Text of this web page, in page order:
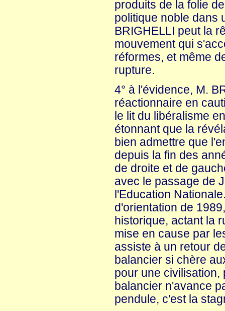
produits de la folie
politique noble dans
BRIGHELLI peut la
mouvement qui
réformes, et même
rupture.
4° à l'évidence, M.
réactionnaire en
le lit du libéralisme
étonnant que la
bien admettre que
depuis la fin des
de droite et de
avec le passage de
l'Education
d'orientation de
historique, actant la
mise en cause par
assiste à un retour
balancier si chère
pour une civilisation,
balancier n'avance
pendule, c'est la